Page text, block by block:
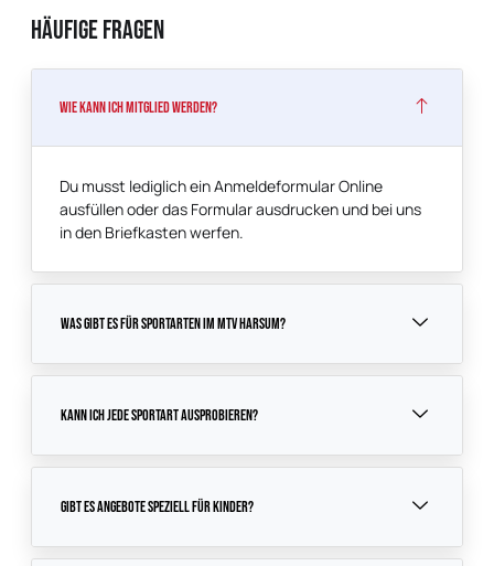
Häufige Fragen
Wie kann ich Mitglied werden?
Du musst lediglich ein Anmeldeformular Online
ausfüllen oder das Formular ausdrucken und bei uns
in den Briefkasten werfen.
Was gibt es für Sportarten im MTV Harsum?
Kann ich Jede Sportart ausprobieren?
Gibt es angebote speziell für Kinder?